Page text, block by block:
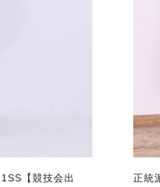
【競技会出
正統